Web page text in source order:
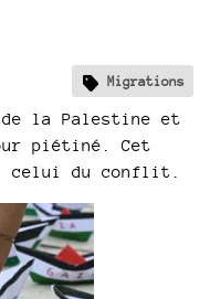
Migrations
de la Palestine et
piétiné. Cet
celui du conflit.